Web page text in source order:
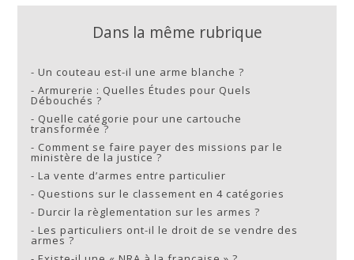
Dans la même rubrique
-Un couteau est-il une arme blanche ?
-Armurerie : Quelles Études pour Quels
Débouchés ?
- Quelle catégorie pour une cartouche
transformée ?
- Comment se faire payer des missions par le
ministère de la justice ?
-La vente d’armes entre particulier
- Questions sur le classement en 4 catégories
-Durcir la règlementation sur les armes ?
-Les particuliers ont-il le droit de se vendre des
armes ?